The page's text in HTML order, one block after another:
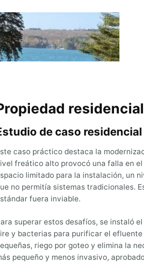
residencial
de caso residencial
caso práctico destaca la
freático alto provocó una falla en
limitado para la instalación, un
no permitía sistemas tradicionales.
fuera inviable.
superar estos desafíos, se instaló
y bacterias para purificar el
riego por goteo y elimina la
pequeño y menos invasivo,